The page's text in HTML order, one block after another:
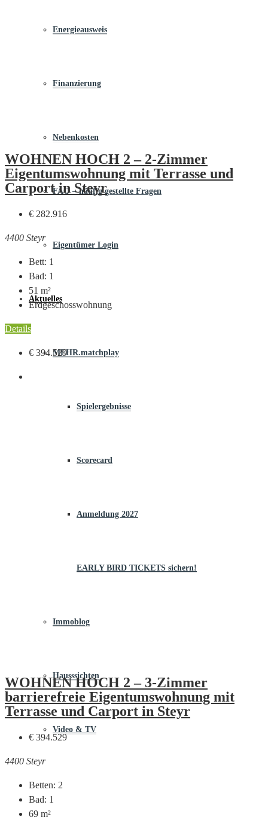
Energieausweis
Finanzierung
Nebenkosten
FAQ – häufig gestellte Fragen
Eigentümer Login
Aktuelles
MEHR.matchplay
Spielergebnisse
Scorecard
Anmeldung 2027
EARLY BIRD TICKETS sichern!
Immoblog
Hausssichten
Video & TV
WOHNEN HOCH 2 – 2-Zimmer
Eigentumswohnung mit Terrasse und
Carport in Steyr
€ 282.916
4400 Steyr
Bett: 1
Bad: 1
51 m²
Erdgeschosswohnung
Details
€ 394.529
WOHNEN HOCH 2 – 3-Zimmer
barrierefreie Eigentumswohnung mit
Terrasse und Carport in Steyr
€ 394.529
4400 Steyr
Betten: 2
Bad: 1
69 m²